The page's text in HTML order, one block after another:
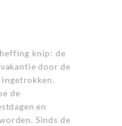
knip: de
door de
de
en
Sinds de